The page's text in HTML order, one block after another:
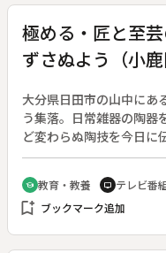
極める・匠と至
ずさぬよう（小
大分県日田市の山中にあ
う集落。日常雑器の陶器
ど変わらぬ陶技を今日に
見出したのは、民芸運動
らの美しさを知らずに風
も骨とう品でもない健康
た。里人のきずなと陶芸
school 教育・教養 tv テレビ番
bookmark_add ブックマーク追加